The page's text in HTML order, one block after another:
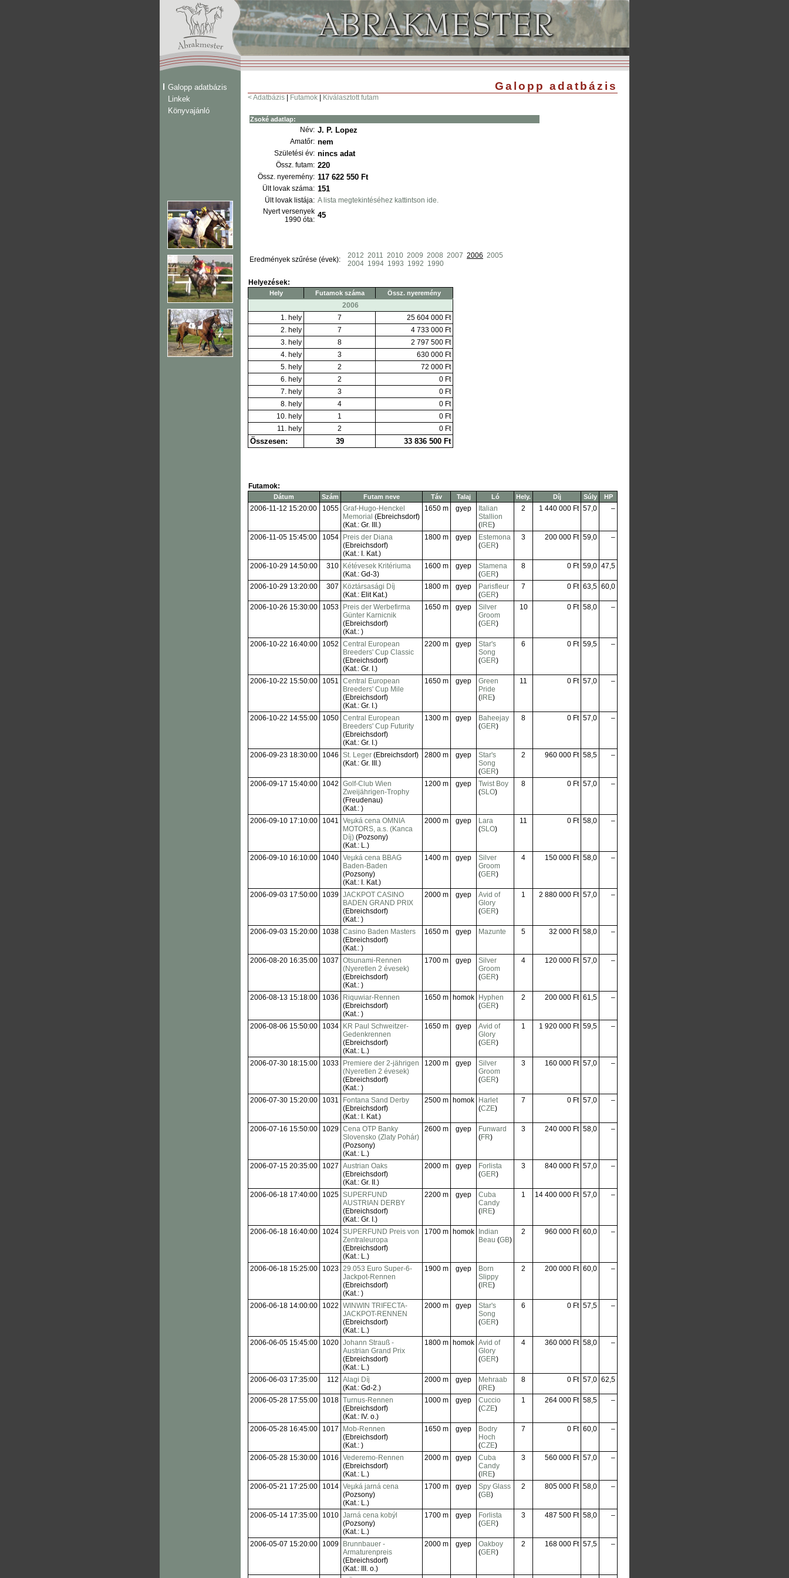
Galopp adatbázis
Linkek
Könyvajánló
Galopp adatbázis
< Adatbázis Futamok Kiválasztott futam
Zsoké adatlap:
Név: J. P. Lopez
Amatőr: nem
Születési év: nincs adat
Össz. futam: 220
Össz. nyeremény: 117 622 550 Ft
Ült lovak száma: 151
Ült lovak listája: A lista megtekintéséhez kattintson ide.
Nyert versenyek
1990 óta: 45
Eredmények szűrése (évek): 2012 2011 2010 2009 2008 2007 2006 2005
2004 1994 1993 1992 1990
Helyezések:
Hely Futamok száma Össz. nyeremény
2006
1. hely
7
25 604 000 Ft
2. hely
7
4 733 000 Ft
3. hely
8
2 797 500 Ft
4. hely
3
630 000 Ft
5. hely
2
72 000 Ft
6. hely
2
0 Ft
7. hely
3
0 Ft
8. hely
4
0 Ft
10. hely
1
0 Ft
11. hely
2 0 Ft
Összesen: 39 33 836 500 Ft
Futamok:
Dátum Szám Futam neve Táv Talaj Ló Hely. Díj Súly HP
2006-11-12 15:20:00 1055 Graf-Hugo-Henckel
Memorial (Ebreichsdorf)
(Kat.: Gr. III.)
1650 m gyep
Italian
Stallion
( IRE)
2 1 440 000 Ft 57,0 –
2006-11-05 15:45:00 1054
Preis der Diana
(Ebreichsdorf)
(Kat.: I. Kat.)
1800 m gyep
Estemona
(GER)
3 200 000 Ft 59,0 –
2006-10-29 14:50:00 310
Kétévesek Kritériuma
(Kat.: Gd-3)
1600 m gyep
Stamena
(GER)
8 0 Ft 59,0 47,5
2006-10-29 13:20:00 307
Köztársasági Díj
(Kat.: Elit Kat.)
1800 m gyep
Parisfleur
(GER)
7 0 Ft 63,5 60,0
2006-10-26 15:30:00 1053
Preis der Werbefirma
Günter Karnicnik
(Ebreichsdorf)
(Kat.: )
1650 m gyep
Silver
Groom
(GER)
10 0 Ft 58,0 –
2006-10-22 16:40:00 1052 Central European
Breeders' Cup Classic
(Ebreichsdorf)
(Kat.: Gr. I.)
2200 m gyep
Star's
Song
(GER)
6 0 Ft 59,5 –
2006-10-22 15:50:00 1051 Central European
Breeders' Cup Mile
(Ebreichsdorf)
(Kat.: Gr. I.)
1650 m gyep
Green
Pride
( IRE)
11 0 Ft 57,0 –
2006-10-22 14:55:00 1050 Central European
Breeders' Cup Futurity
(Ebreichsdorf)
(Kat.: Gr. I.)
1300 m gyep
Baheejay
(GER)
8 0 Ft 57,0 –
2006-09-23 18:30:00 1046 St. Leger (Ebreichsdorf)
(Kat.: Gr. III.)
2800 m gyep
Star's
Song
(GER)
2 960 000 Ft 58,5 –
2006-09-17 15:40:00 1042 Golf-Club Wien
Zweijährigen-Trophy
(Freudenau)
(Kat.: )
1200 m gyep
Twist Boy
(SLO)
8 0 Ft 57,0 –
2006-09-10 17:10:00 1041 Veµká cena OMNIA
MOTORS, a.s. (Kanca
Díj) (Pozsony)
(Kat.: L.)
2000 m gyep
Lara
(SLO)
11 0 Ft 58,0 –
2006-09-10 16:10:00 1040 Veµká cena BBAG
Baden-Baden
(Pozsony)
(Kat.: I. Kat.)
1400 m gyep
Silver
Groom
(GER)
4 150 000 Ft 58,0 –
2006-09-03 17:50:00 1039 JACKPOT CASINO
BADEN GRAND PRIX
(Ebreichsdorf)
(Kat.: )
2000 m gyep
Avid of
Glory
(GER)
1 2 880 000 Ft 57,0 –
2006-09-03 15:20:00 1038 Casino Baden Masters
(Ebreichsdorf)
(Kat.: )
1650 m gyep Mazunte 5 32 000 Ft 58,0 –
2006-08-20 16:35:00 1037 Otsunami-Rennen
(Nyeretlen 2 évesek)
(Ebreichsdorf)
(Kat.: )
1700 m gyep
Silver
Groom
(GER)
4 120 000 Ft 57,0 –
2006-08-13 15:18:00 1036
Riquwiar-Rennen
(Ebreichsdorf)
(Kat.: )
1650 m homok
Hyphen
(GER)
2 200 000 Ft 61,5 –
2006-08-06 15:50:00 1034
KR Paul Schweitzer-
Gedenkrennen
(Ebreichsdorf)
(Kat.: L.)
1650 m gyep
Avid of
Glory
(GER)
1 1 920 000 Ft 59,5 –
2006-07-30 18:15:00 1033
Premiere der 2-jährigen
(Nyeretlen 2 évesek)
(Ebreichsdorf)
(Kat.: )
1200 m gyep
Silver
Groom
(GER)
3 160 000 Ft 57,0 –
2006-07-30 15:20:00 1031
Fontana Sand Derby
(Ebreichsdorf)
(Kat.: I. Kat.)
2500 m homok
Harlet
(CZE)
7 0 Ft 57,0 –
2006-07-16 15:50:00 1029 Cena OTP Banky
Slovensko (Zlaty Pohár)
(Pozsony)
(Kat.: L.)
2600 m gyep
Funward
(FR)
3 240 000 Ft 58,0 –
2006-07-15 20:35:00 1027 Austrian Oaks
(Ebreichsdorf)
(Kat.: Gr. II.)
2000 m gyep
Forlista
(GER)
3 840 000 Ft 57,0 –
2006-06-18 17:40:00 1025 SUPERFUND
AUSTRIAN DERBY
(Ebreichsdorf)
(Kat.: Gr. I.)
2200 m gyep
Cuba
Candy
( IRE)
1 14 400 000 Ft 57,0 –
2006-06-18 16:40:00 1024 SUPERFUND Preis von
Zentraleuropa
(Ebreichsdorf)
(Kat.: L.)
1700 m homok
Indian
Beau (GB)
2 960 000 Ft 60,0 –
2006-06-18 15:25:00 1023 29.053 Euro Super-6-
Jackpot-Rennen
(Ebreichsdorf)
(Kat.: )
1900 m gyep
Born
Slippy
( IRE)
2 200 000 Ft 60,0 –
2006-06-18 14:00:00 1022 WINWIN TRIFECTA-
JACKPOT-RENNEN
(Ebreichsdorf)
(Kat.: L.)
2000 m gyep
Star's
Song
(GER)
6 0 Ft 57,5 –
2006-06-05 15:45:00 1020 Johann Strauß -
Austrian Grand Prix
(Ebreichsdorf)
(Kat.: L.)
1800 m homok Avid of
Glory
(GER)
4 360 000 Ft 58,0 –
2006-06-03 17:35:00 112 Alagi Díj
(Kat.: Gd-2.)
2000 m gyep
Mehraab
( IRE)
8 0 Ft 57,0 62,5
2006-05-28 17:55:00 1018 Turnus-Rennen
(Ebreichsdorf)
(Kat.: IV. o.)
1000 m gyep
Cuccio
(CZE)
1 264 000 Ft 58,5 –
2006-05-28 16:45:00 1017
Mob-Rennen
(Ebreichsdorf)
(Kat.: )
1650 m gyep
Bodry
Hoch
(CZE)
7 0 Ft 60,0 –
2006-05-28 15:30:00 1016 Vederemo-Rennen
(Ebreichsdorf)
(Kat.: L.)
2000 m gyep
Cuba
Candy
( IRE)
3 560 000 Ft 57,0 –
2006-05-21 17:25:00 1014 Veµká jarná cena
(Pozsony)
(Kat.: L.)
1700 m gyep
Spy Glass
(GB)
2 805 000 Ft 58,0 –
2006-05-14 17:35:00 1010 Jarná cena kobýl
(Pozsony)
(Kat.: L.)
1700 m gyep
Forlista
(GER)
3 487 500 Ft 58,0 –
2006-05-07 15:20:00 1009
Brunnbauer -
Armaturenpreis
(Ebreichsdorf)
(Kat.: III. o.)
2000 m gyep
Oakboy
(GER)
2 168 000 Ft 57,5 –